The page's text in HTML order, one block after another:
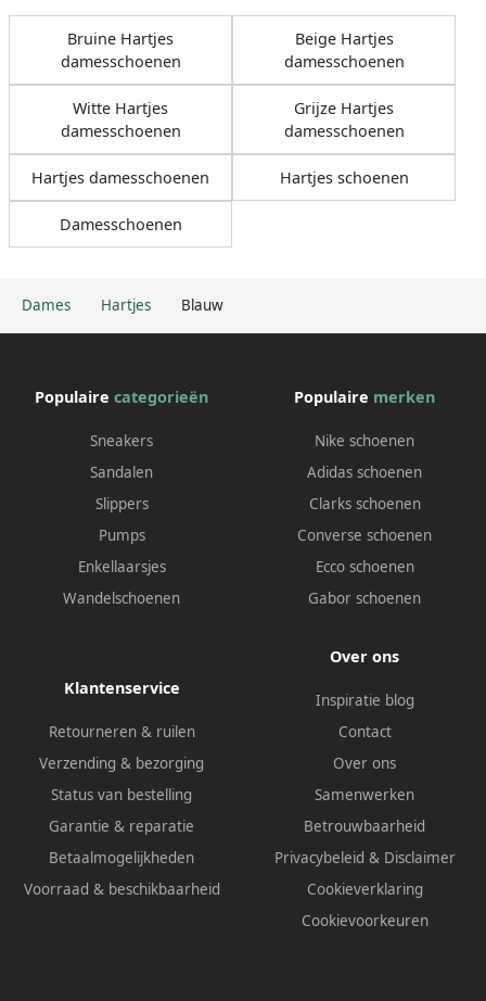
Dames Hartjes Blauw
Bruine Hartjes
damesschoenen
Beige Hartjes
damesschoenen
Witte Hartjes
damesschoenen
Grijze Hartjes
damesschoenen
Hartjes damesschoenen Hartjes schoenen
Damesschoenen
Populaire categorieën
Sneakers
Sandalen
Slippers
Pumps
Enkellaarsjes
Wandelschoenen
Populaire merken
Nike schoenen
Adidas schoenen
Clarks schoenen
Converse schoenen
Ecco schoenen
Gabor schoenen
Klantenservice
Retourneren & ruilen
Verzending & bezorging
Status van bestelling
Garantie & reparatie
Betaalmogelijkheden
Voorraad & beschikbaarheid
Over ons
Inspiratie blog
Contact
Over ons
Samenwerken
Betrouwbaarheid
Privacybeleid & Disclaimer
Cookieverklaring
Cookievoorkeuren